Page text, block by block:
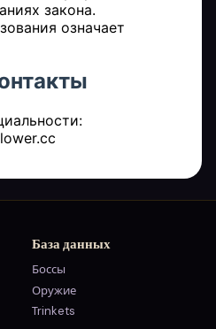
закона.
означает
База данных
Боссы
Оружие
Trinkets